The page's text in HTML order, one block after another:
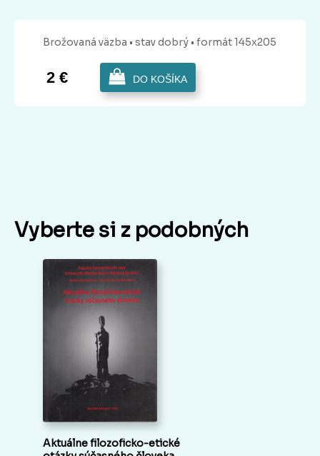
Brožovaná väzba • stav dobrý • formát 145x205
2 € DO KOŠÍKA
Vyberte si z podobných
Aktuálne filozoficko-etické